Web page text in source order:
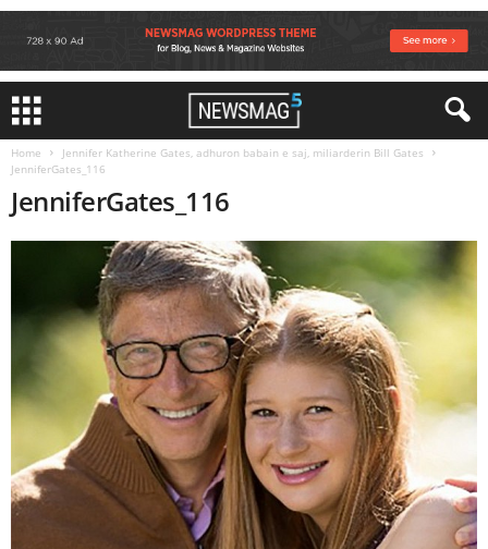
Home
Jennifer Katherine Gates, adhuron babain e saj, miliarderin Bill Gates
JenniferGates_116
JenniferGates_116